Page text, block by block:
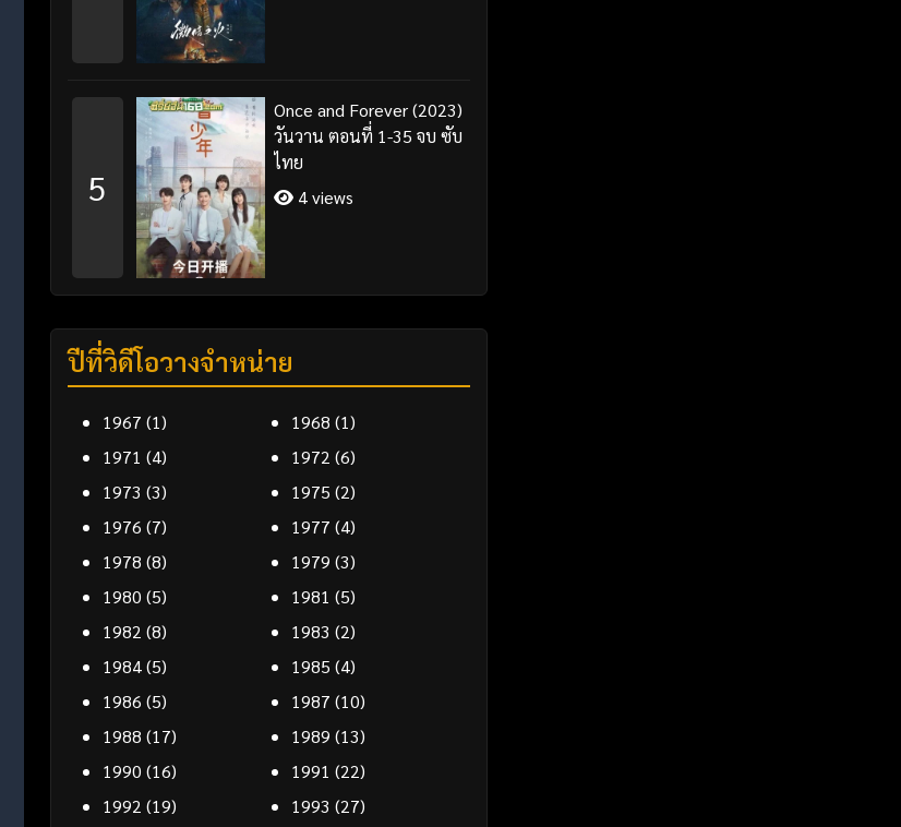
5
Once and Forever (2023)
วันวาน ตอนที่ 1-35 จบ ซับ
ไทย
4 views
ปีที่วิดีโอวางจำหน่าย
1967 (1) 1968 (1)
1971 (4) 1972 (6)
1973 (3) 1975 (2)
1976 (7) 1977 (4)
1978 (8) 1979 (3)
1980 (5) 1981 (5)
1982 (8) 1983 (2)
1984(5) 1985 (4)
1986 (5) 1987 (10)
1988 (17) 1989 (13)
1990 (16) 1991 (22)
1992 (19) 1993 (27)